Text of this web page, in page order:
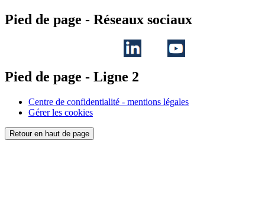
Pied de page - Réseaux sociaux
Pied de page - Ligne 2
Centre de confidentialité - mentions légales
Gérer les cookies
Retour en haut de page